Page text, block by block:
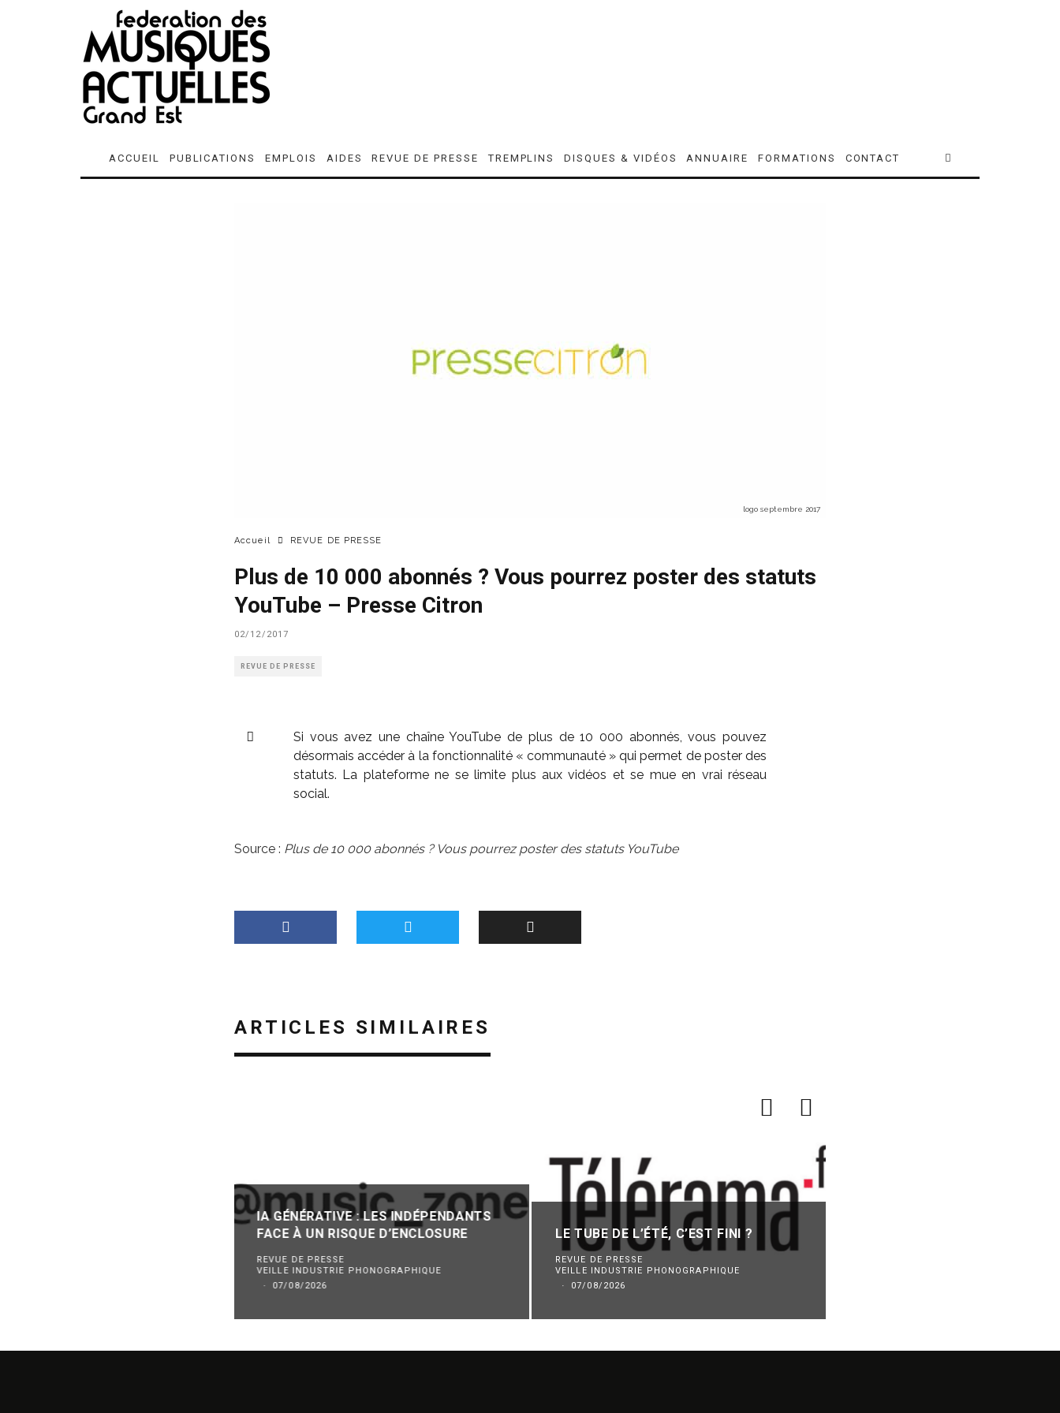
ACCUEIL PUBLICATIONS EMPLOIS AIDES REVUE DE PRESSE TREMPLINS DISQUES & VIDÉOS ANNUAIRE FORMATIONS CONTACT
logo septembre 2017
Accueil REVUE DE PRESSE
Plus de 10 000 abonnés ? Vous pourrez poster des statuts
YouTube – Presse Citron
02/12/2017
REVUE DE PRESSE
Si vous avez une chaîne YouTube de plus de 10 000 abonnés, vous pouvez
désormais accéder à la fonctionnalité « communauté » qui permet de poster des
statuts. La plateforme ne se limite plus aux vidéos et se mue en vrai réseau
social.
Source : Plus de 10 000 abonnés ? Vous pourrez poster des statuts YouTube
ARTICLES SIMILAIRES
IA GÉNÉRATIVE : LES INDÉPENDANTS
FACE À UN RISQUE D’ENCLOSURE
REVUE DE PRESSE
VEILLE INDUSTRIE PHONOGRAPHIQUE
·
07/08/2026
LE TUBE DE L’ÉTÉ, C’EST FINI ?
REVUE DE PRESSE
VEILLE INDUSTRIE PHONOGRAPHIQUE
·
07/08/2026